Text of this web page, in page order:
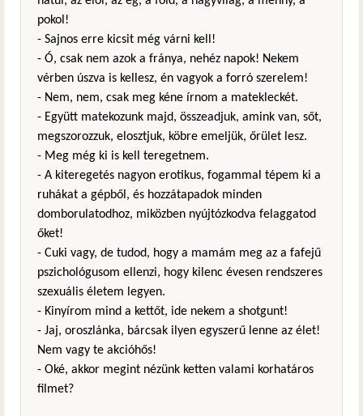
pokol!
- Sajnos erre kicsit még várni kell!
- Ó, csak nem azok a fránya, nehéz napok! Nekem
vérben úszva is kellesz, én vagyok a forró szerelem!
- Nem, nem, csak meg kéne írnom a matekleckét.
- Együtt matekozunk majd, összeadjuk, amink van, sőt,
megszorozzuk, elosztjuk, köbre emeljük, őrület lesz.
- Meg még ki is kell teregetnem.
- A kiteregetés nagyon erotikus, fogammal tépem ki a
ruhákat a gépből, és hozzátapadok minden
domborulatodhoz, miközben nyújtózkodva felaggatod
őket!
- Cuki vagy, de tudod, hogy a mamám meg az a fafejű
pszichológusom ellenzi, hogy kilenc évesen rendszeres
szexuális életem legyen.
- Kinyírom mind a kettőt, ide nekem a shotgunt!
- Jaj, oroszlánka, bárcsak ilyen egyszerű lenne az élet!
Nem vagy te akcióhős!
- Oké, akkor megint nézünk ketten valami korhatáros
filmet?